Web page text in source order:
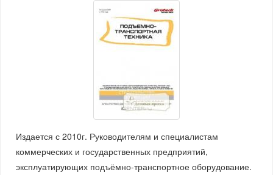
Издается с 2010г. Руководителям и специалистам
коммерческих и государственных предприятий,
эксплуатирующих подъёмно-транспортное оборудование.